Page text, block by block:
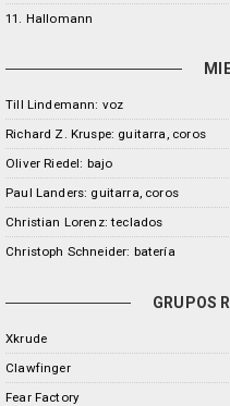
11. Hallomann
Till Lindemann: voz
Richard Z. Kruspe: guitarra, coros
Oliver Riedel: bajo
Paul Landers: guitarra, coros
Christian Lorenz: teclados
Christoph Schneider: batería
GRUPOS
Xkrude
Clawfinger
Fear Factory